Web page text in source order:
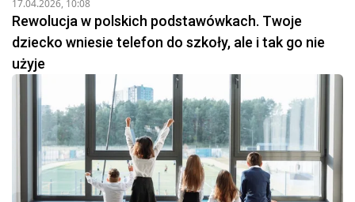
17.04.2026, 10:08
Rewolucja w polskich podstawówkach. Twoje
dziecko wniesie telefon do szkoły, ale i tak go nie
użyje